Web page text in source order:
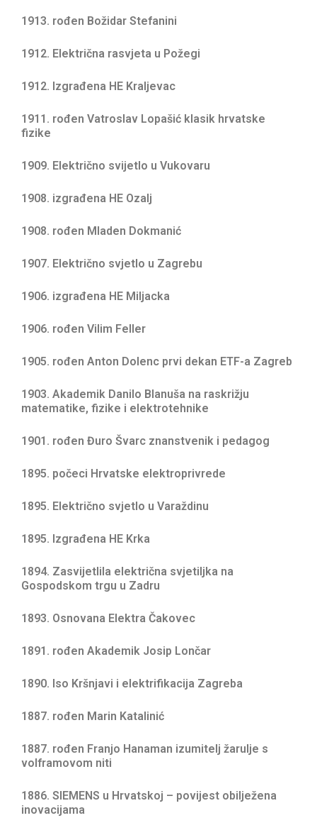
1913. rođen Božidar Stefanini
1912. Električna rasvjeta u Požegi
1912. Izgrađena HE Kraljevac
1911. rođen Vatroslav Lopašić klasik hrvatske
fizike
1909. Električno svijetlo u Vukovaru
1908. izgrađena HE Ozalj
1908. rođen Mladen Dokmanić
1907. Električno svjetlo u Zagrebu
1906. izgrađena HE Miljacka
1906. rođen Vilim Feller
1905. rođen Anton Dolenc prvi dekan ETF-a Zagreb
1903. Akademik Danilo Blanuša na raskrižju
matematike, fizike i elektrotehnike
1901. rođen Đuro Švarc znanstvenik i pedagog
1895. počeci Hrvatske elektroprivrede
1895. Električno svjetlo u Varaždinu
1895. Izgrađena HE Krka
1894. Zasvijetlila električna svjetiljka na
Gospodskom trgu u Zadru
1893. Osnovana Elektra Čakovec
1891. rođen Akademik Josip Lončar
1890. Iso Kršnjavi i elektrifikacija Zagreba
1887. rođen Marin Katalinić
1887. rođen Franjo Hanaman izumitelj žarulje s
volframovom niti
1886. SIEMENS u Hrvatskoj – povijest obilježena
inovacijama